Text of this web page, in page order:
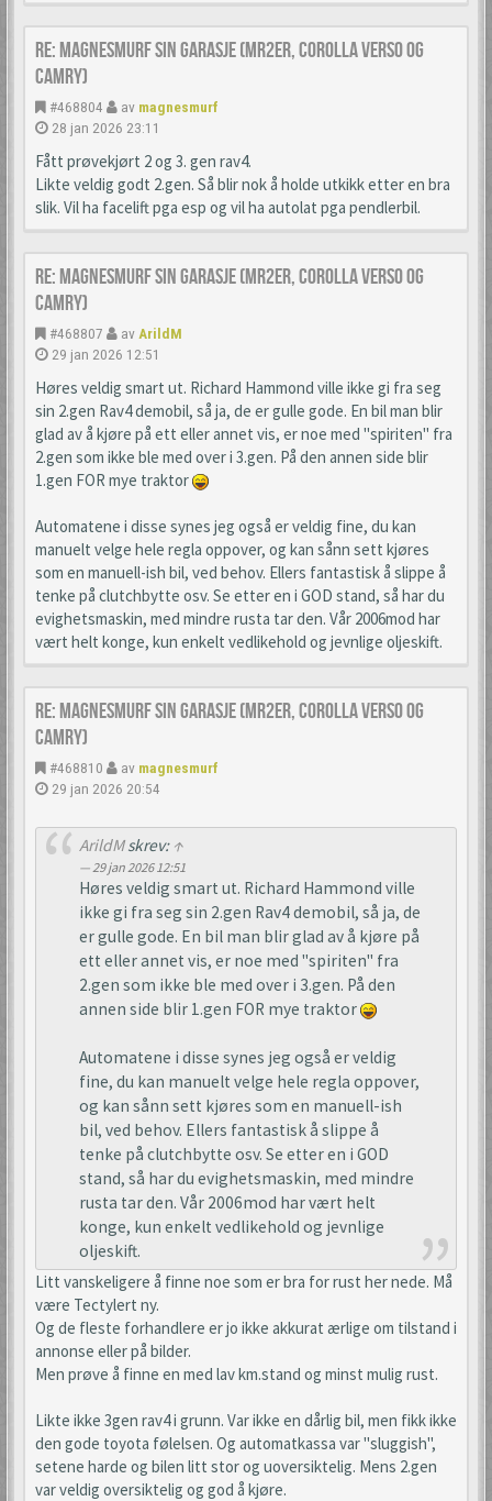
Re: Magnesmurf sin garasje (mr2er, corolla verso og
camry)
#468804 av magnesmurf
28 jan 2026 23:11
Fått prøvekjørt 2 og 3. gen rav4.
Likte veldig godt 2.gen. Så blir nok å holde utkikk etter en bra
slik. Vil ha facelift pga esp og vil ha autolat pga pendlerbil.
Re: Magnesmurf sin garasje (mr2er, corolla verso og
camry)
#468807 av ArildM
29 jan 2026 12:51
Høres veldig smart ut. Richard Hammond ville ikke gi fra seg
sin 2.gen Rav4 demobil, så ja, de er gulle gode. En bil man blir
glad av å kjøre på ett eller annet vis, er noe med "spiriten" fra
2.gen som ikke ble med over i 3.gen. På den annen side blir
1.gen FOR mye traktor
Automatene i disse synes jeg også er veldig fine, du kan
manuelt velge hele regla oppover, og kan sånn sett kjøres
som en manuell-ish bil, ved behov. Ellers fantastisk å slippe å
tenke på clutchbytte osv. Se etter en i GOD stand, så har du
evighetsmaskin, med mindre rusta tar den. Vår 2006mod har
vært helt konge, kun enkelt vedlikehold og jevnlige oljeskift.
Re: Magnesmurf sin garasje (mr2er, corolla verso og
camry)
#468810 av magnesmurf
29 jan 2026 20:54
ArildMskrev: ↑
29 jan 2026 12:51
Høres veldig smart ut. Richard Hammond ville
ikke gi fra seg sin 2.gen Rav4 demobil, så ja, de
er gulle gode. En bil man blir glad av å kjøre på
ett eller annet vis, er noe med "spiriten" fra
2.gen som ikke ble med over i 3.gen. På den
annen side blir 1.gen FOR mye traktor
Automatene i disse synes jeg også er veldig
fine, du kan manuelt velge hele regla oppover,
og kan sånn sett kjøres som en manuell-ish
bil, ved behov. Ellers fantastisk å slippe å
tenke på clutchbytte osv. Se etter en i GOD
stand, så har du evighetsmaskin, med mindre
rusta tar den. Vår 2006mod har vært helt
konge, kun enkelt vedlikehold og jevnlige
oljeskift.
Litt vanskeligere å finne noe som er bra for rust her nede. Må
være Tectylert ny.
Og de fleste forhandlere er jo ikke akkurat ærlige om tilstand i
annonse eller på bilder.
Men prøve å finne en med lav km.stand og minst mulig rust.
Likte ikke 3gen rav4 i grunn. Var ikke en dårlig bil, men fikk ikke
den gode toyota følelsen. Og automatkassa var "sluggish",
setene harde og bilen litt stor og uoversiktelig. Mens 2.gen
var veldig oversiktelig og god å kjøre.